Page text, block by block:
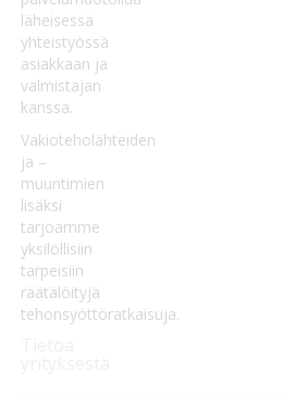
läheisessä
yhteistyössä
asiakkaan ja
valmistajan
kanssa.
Vakioteholähteiden
ja –
muuntimien
lisäksi
tarjoamme
yksilöllisiin
tarpeisiin
räätälöityjä
tehonsyöttöratkaisuja.